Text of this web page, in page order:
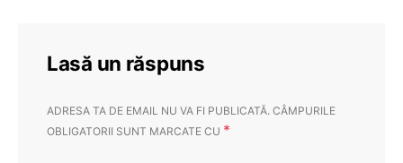
Lasă un răspuns
ADRESA TA DE EMAIL NU VA FI PUBLICATĂ. CÂMPURILE
OBLIGATORII SUNT MARCATE CU *